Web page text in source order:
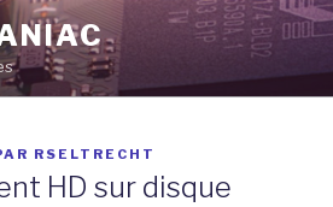
RSELTRECHT
HD sur disque